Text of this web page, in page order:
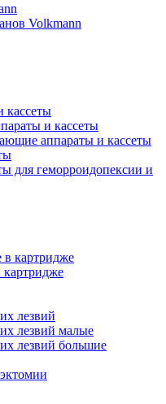
Volkmann
и кассеты
аппараты и кассеты
для геморроидопексии и
картридже
лезвий
лезвий малые
лезвий большие